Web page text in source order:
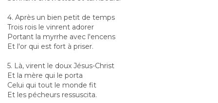
4. Après un bien petit de temps
Trois rois le vinrent adorer
Portant la myrrhe avec l'encens
Et l'or qui est fort à priser.
5. Là, virent le doux Jésus-Christ
Et la mère qui le porta
Celui qui tout le monde fit
Et les pécheurs ressuscita.